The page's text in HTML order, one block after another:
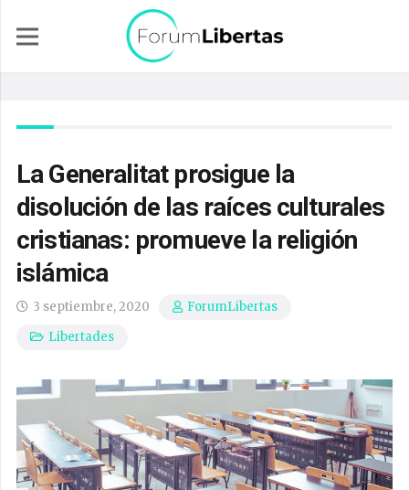
La Generalitat prosigue la
disolución de las raíces culturales
cristianas: promueve la religión
islámica
3 septiembre, 2020
ForumLibertas
Libertades